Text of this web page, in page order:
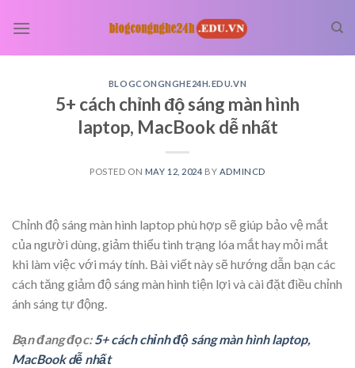
BLOGCONGNGHE24H.EDU.VN
5+ cách chỉnh độ sáng màn hình
laptop, MacBook dễ nhất
POSTED ON MAY 12, 2024 BY ADMINCD
Chỉnh độ sáng màn hình laptop phù hợp sẽ giúp bảo vệ mắt
của người dùng, giảm thiểu tình trạng lóa mắt hay mỏi mắt
khi làm việc với máy tính. Bài viết này sẽ hướng dẫn bạn các
cách tăng giảm độ sáng màn hình tiện lợi và cài đặt điều chỉnh
ánh sáng tự động.
Bạn đang đọc:5+ cách chỉnh độ sáng màn hình laptop,
MacBook dễ nhất